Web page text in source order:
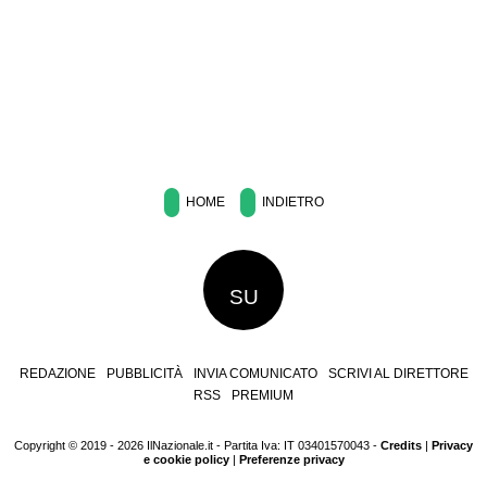
HOME INDIETRO
SU
REDAZIONE PUBBLICITÀ INVIA COMUNICATO
SCRIVI AL DIRETTORE
RSS
PREMIUM
Copyright © 2019 - 2026 IlNazionale.it - Partita Iva: IT 03401570043 - Credits | Privacy
e cookie policy| Preferenze privacy